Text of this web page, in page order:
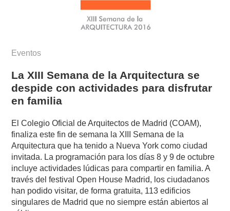
Eventos
La XIII Semana de la Arquitectura se
despide con actividades para disfrutar
en familia
El Colegio Oficial de Arquitectos de Madrid (COAM),
finaliza este fin de semana la XIII Semana de la
Arquitectura que ha tenido a Nueva York como ciudad
invitada. La programación para los días 8 y 9 de octubre
incluye actividades lúdicas para compartir en familia. A
través del festival Open House Madrid, los ciudadanos
han podido visitar, de forma gratuita, 113 edificios
singulares de Madrid que no siempre están abiertos al